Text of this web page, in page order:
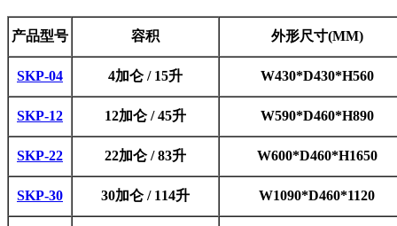
产品型号 容积 外形尺寸(MM)
SKP-04 4加仑 / 15升 W430*D430*H560
SKP-12 12加仑 / 45升 W590*D460*H890
SKP-22 22加仑 / 83升 W600*D460*H1650
SKP-30 30加仑 / 114升 W1090*D460*1120